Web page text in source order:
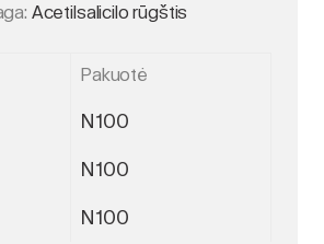
Acetilsalicilo rūgštis
Pakuotė
N100
N100
N100